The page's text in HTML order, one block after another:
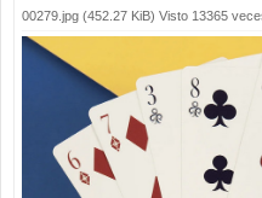
00279.jpg (452.27 KiB) Visto 13365